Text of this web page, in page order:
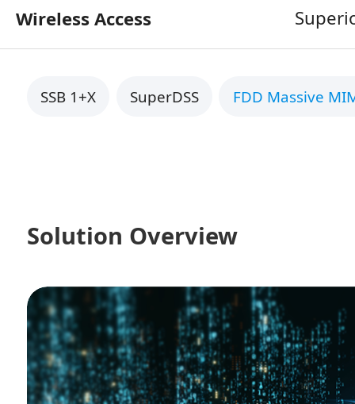
Wireless Access
SSB 1+X SuperDSS FDD Massive
Solution Overview